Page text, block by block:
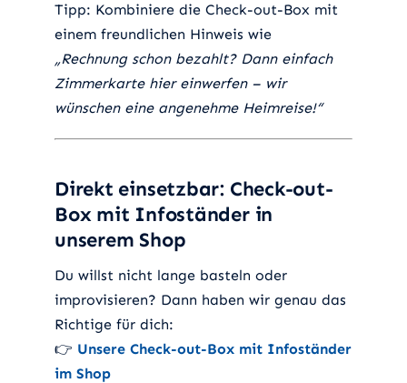
Tipp: Kombiniere die Check-out-Box mit
einem freundlichen Hinweis wie
„Rechnung schon bezahlt? Dann einfach
Zimmerkarte hier einwerfen – wir
wünschen eine angenehme Heimreise!“
Direkt einsetzbar: Check-out-
Box mit Infoständer in
unserem Shop
Du willst nicht lange basteln oder
improvisieren? Dann haben wir genau das
Richtige für dich:
👉 Unsere Check-out-Box mit Infoständer
im Shop